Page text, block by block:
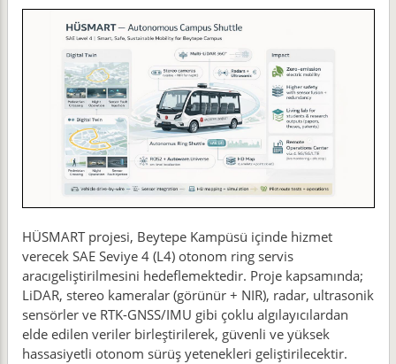
HÜSMART projesi, Beytepe Kampüsü içinde hizmet
verecek SAE Seviye 4 (L4) otonom ring servis
aracıgeliştirilmesini hedeflemektedir. Proje kapsamında;
LiDAR, stereo kameralar (görünür + NIR), radar, ultrasonik
sensörler ve RTK-GNSS/IMU gibi çoklu algılayıcılardan
elde edilen veriler birleştirilerek, güvenli ve yüksek
hassasiyetli otonom sürüş yetenekleri geliştirilecektir.